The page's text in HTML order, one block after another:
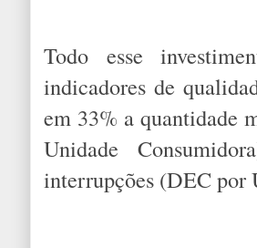
Todo esse
indicadores de
em 33% a quantidade
Unidade
interrupções (DEC por